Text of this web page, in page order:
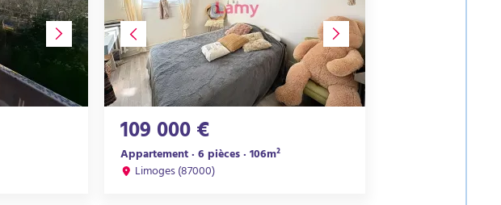
109 000 €
Appartement · 6 pièces · 106m²
Limoges (87000)